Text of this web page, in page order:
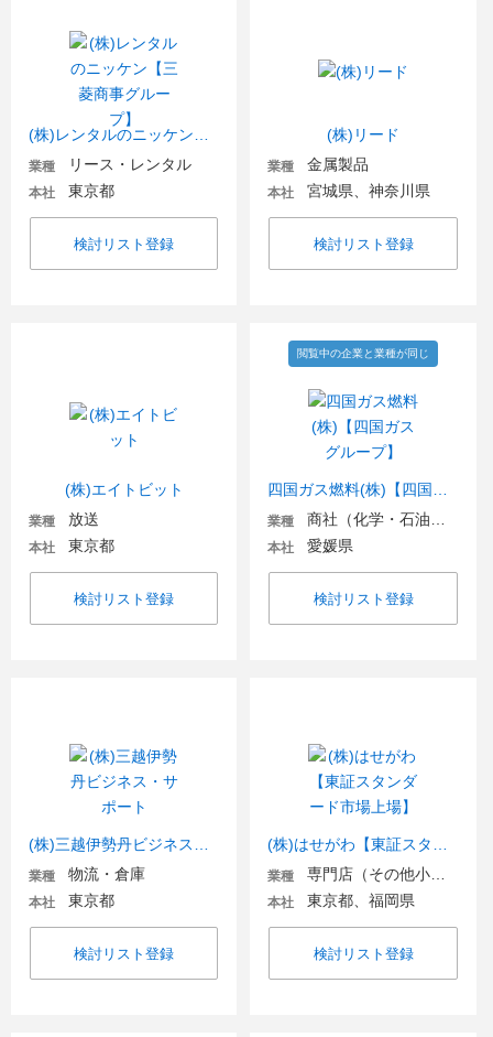
業種 リース・レンタル
本社 東京都
検討リスト登録
(株)リード
業種 金属製品
本社 宮城県、神奈川県
検討リスト登録
(株)エイトビット
業種 放送
本社 東京都
検討リスト登録
閲覧中の企業と業種が同じ
業種
本社 愛媛県
検討リスト登録
業種 物流・倉庫
本社 東京都
検討リスト登録
業種
本社 東京都、福岡県
検討リスト登録